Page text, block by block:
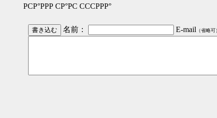
РСР°РРР СР°РС СССРРР°
名前： E-mail （省略可